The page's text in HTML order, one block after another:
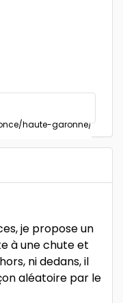
je propose un
à une chute et
ni dedans, il
aléatoire par le